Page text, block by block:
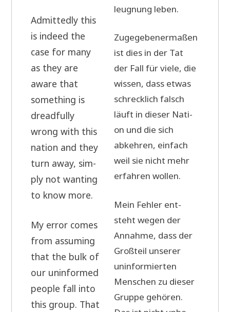
Admit­ted­ly this
is inde­ed the
case for many
as they are
awa­re that
some­thing is
dreadful­ly
wrong with this
nati­on and they
turn away, sim­
ply not wan­ting
to know more.
My error comes
from assum­ing
that the bulk of
our unin­for­med
peo­p­le fall into
this group. That
leug­nung leben.
Zuge­ge­be­ner­ma­ßen
ist dies in der Tat
der Fall für vie­le, die
wis­sen, dass etwas
schreck­lich falsch
läuft in die­ser Nati­
on und die sich
abkeh­ren, ein­fach
weil sie nicht mehr
erfah­ren wollen.
Mein Feh­ler ent­
steht wegen der
Annah­me, dass der
Groß­teil unse­rer
unin­for­mier­ten
Men­schen zu die­ser
Grup­pe gehö­ren.